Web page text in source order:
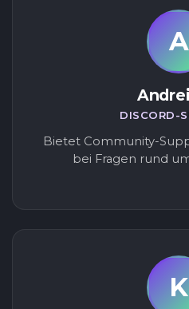
A
DISCORD-
Bietet Community-
bei Fragen rund
K